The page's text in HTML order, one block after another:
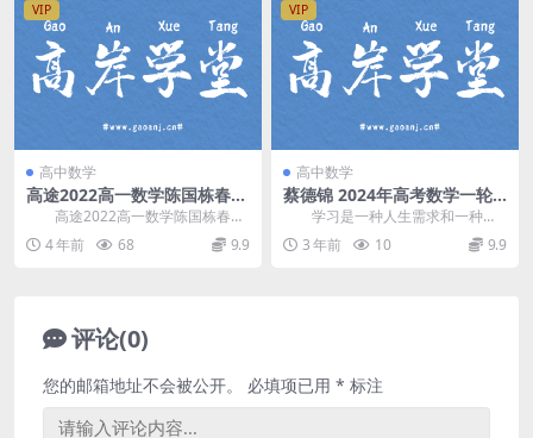
VIP
高中数学
高途2022高一数学陈国栋春季
班 网盘分享
高途2022高一数学陈国栋春季
班，网盘分享高中数学课程3.81G
高清视频。 ...
4 年前 68 9.9
VIP
高中数学
蔡德锦 2024年高考数学一轮
暑期班（高三）百度网盘
学习是一种人生需求和一种态
度。只有不断学习，及时“充电”，才
能做到“百毒不侵...
3 年前 10 9.9
评论(0)
您的邮箱地址不会被公开。 必填项已用 * 标注